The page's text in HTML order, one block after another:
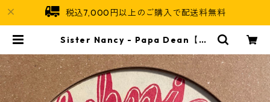
税込7,000円以上のご購入で配送料無料
Sister Nancy - Papa Dean【7-